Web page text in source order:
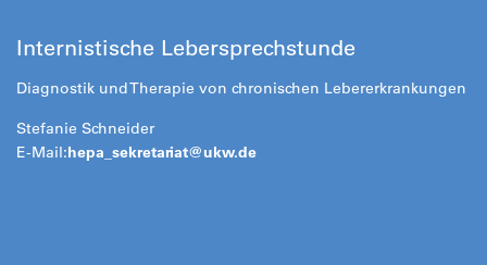
Internistische Lebersprechstunde
Diagnostik und Therapie von chronischen Lebererkrankungen
Stefanie Schneider
E-Mail:hepa_sekretariat@ukw.de